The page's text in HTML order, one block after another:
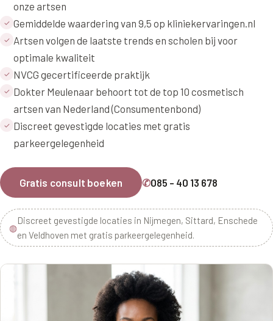
onze artsen
✓ Gemiddelde waardering van 9,5 op kliniekervaringen.nl
✓ Artsen volgen de laatste trends en scholen bij voor
optimale kwaliteit
✓ NVCG gecertificeerde praktijk
✓ Dokter Meulenaar behoort tot de top 10 cosmetisch
artsen van Nederland (Consumentenbond)
✓ Discreet gevestigde locaties met gratis
parkeergelegenheid
Gratis consult boeken ✆085 - 40 13 678
◍
Discreet gevestigde locaties in Nijmegen, Sittard, Enschede
en Veldhoven met gratis parkeergelegenheid.